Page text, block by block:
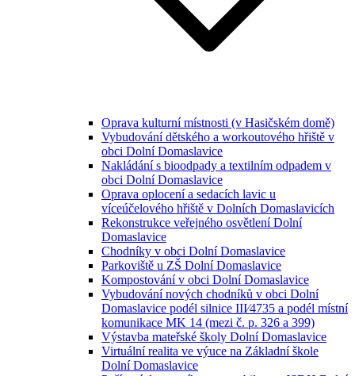
Oprava kulturní místnosti (v Hasičském domě)
Vybudování dětského a workoutového hřiště v
obci Dolní Domaslavice
Nakládání s bioodpady a textilním odpadem v
obci Dolní Domaslavice
Oprava oplocení a sedacích lavic u
víceúčelového hřiště v Dolních Domaslavicích
Rekonstrukce veřejného osvětlení Dolní
Domaslavice
Chodníky v obci Dolní Domaslavice
Parkoviště u ZŠ Dolní Domaslavice
Kompostování v obci Dolní Domaslavice
Vybudování nových chodníků v obci Dolní
Domaslavice podél silnice III⁄4735 a podél místní
komunikace MK 14 (mezi č. p. 326 a 399)
Výstavba mateřské školy Dolní Domaslavice
Virtuální realita ve výuce na Základní škole
Dolní Domaslavice